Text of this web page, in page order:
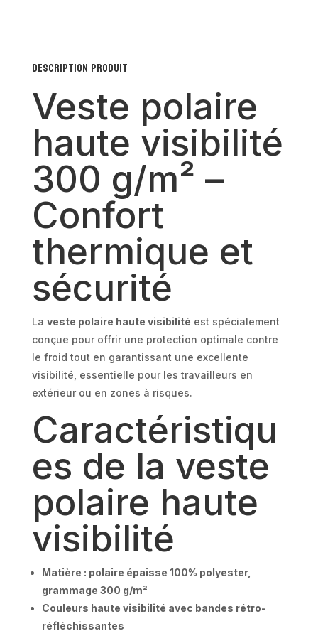
–
Confort
thermique
et
sécurité
Description produit
Veste polaire
haute visibilité
300 g/m² –
Confort
thermique et
sécurité
La veste polaire haute visibilité est spécialement
conçue pour offrir une protection optimale contre
le froid tout en garantissant une excellente
visibilité, essentielle pour les travailleurs en
extérieur ou en zones à risques.
Caractéristiqu
es de la veste
polaire haute
visibilité
Matière : polaire épaisse 100% polyester,
grammage 300 g/m²
Couleurs haute visibilité avec bandes rétro-
réfléchissantes